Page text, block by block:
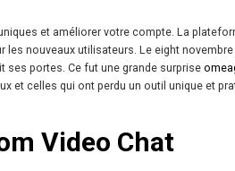
et améliorer votre compte. La
nouveaux utilisateurs. Le eight novembre
ses portes. Ce fut une grande surprise
et celles qui ont perdu un outil unique et
Video Chat